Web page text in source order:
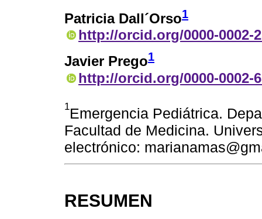
Patricia Dall´Orso1
http://orcid.org/0000-0002-
Javier Prego1
http://orcid.org/0000-0002-
1Emergencia Pediátrica.
Facultad de Medicina.
electrónico:
RESUMEN